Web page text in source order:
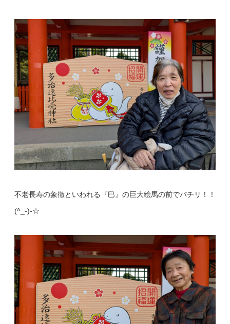
不老長寿の象徴といわれる『巳』の巨大絵馬の前でパチリ！！
(^_-)-☆